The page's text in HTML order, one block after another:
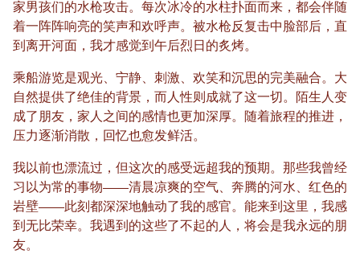
家男孩们的水枪攻击。每次冰冷的水柱扑面而来，都会伴随
着一阵阵响亮的笑声和欢呼声。被水枪反复击中脸部后，直
到离开河面，我才感觉到午后烈日的炙烤。
乘船游览是观光、宁静、刺激、欢笑和沉思的完美融合。大
自然提供了绝佳的背景，而人性则成就了这一切。陌生人变
成了朋友，家人之间的感情也更加深厚。随着旅程的推进，
压力逐渐消散，回忆也愈发鲜活。
我以前也漂流过，但这次的感受远超我的预期。那些我曾经
习以为常的事物——清晨凉爽的空气、奔腾的河水、红色的
岩壁——此刻都深深地触动了我的感官。能来到这里，我感
到无比荣幸。我遇到的这些了不起的人，将会是我永远的朋
友。